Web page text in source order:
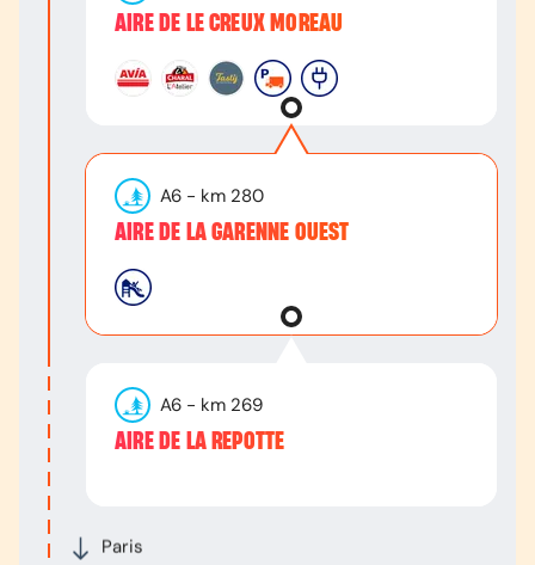
Paris
AIRE DE LE CREUX MOREAU
A6 - km 280
AIRE DE LA GARENNE OUEST
A6 - km 269
AIRE DE LA REPOTTE